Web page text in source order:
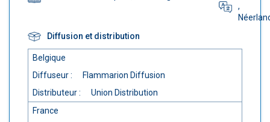
,
Diffusion et distribution
Belgique
Diffuseur :
Flammarion Diffusion
Distributeur :
Union Distribution
France